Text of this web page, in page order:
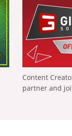
Content
partner and